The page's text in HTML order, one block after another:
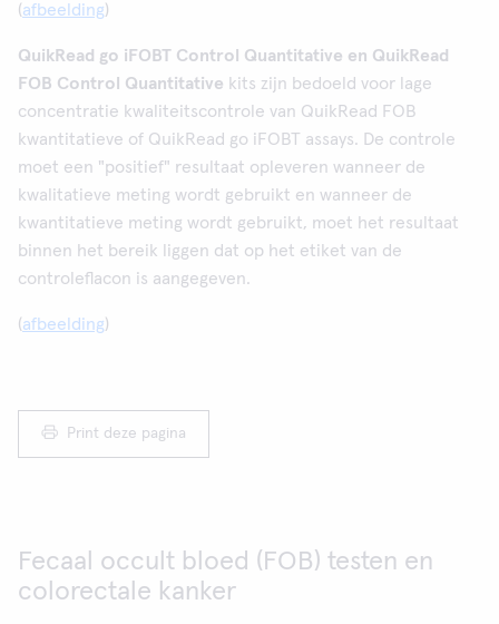
(afbeelding)
QuikRead go iFOBT Control Quantitative en QuikRead
FOB Control Quantitative kits zijn bedoeld voor lage
concentratie kwaliteitscontrole van QuikRead FOB
kwantitatieve of QuikRead go iFOBT assays. De controle
moet een "positief" resultaat opleveren wanneer de
kwalitatieve meting wordt gebruikt en wanneer de
kwantitatieve meting wordt gebruikt, moet het resultaat
binnen het bereik liggen dat op het etiket van de
controleflacon is aangegeven.
(afbeelding)
Print deze pagina
Fecaal occult bloed (FOB) testen en
colorectale kanker